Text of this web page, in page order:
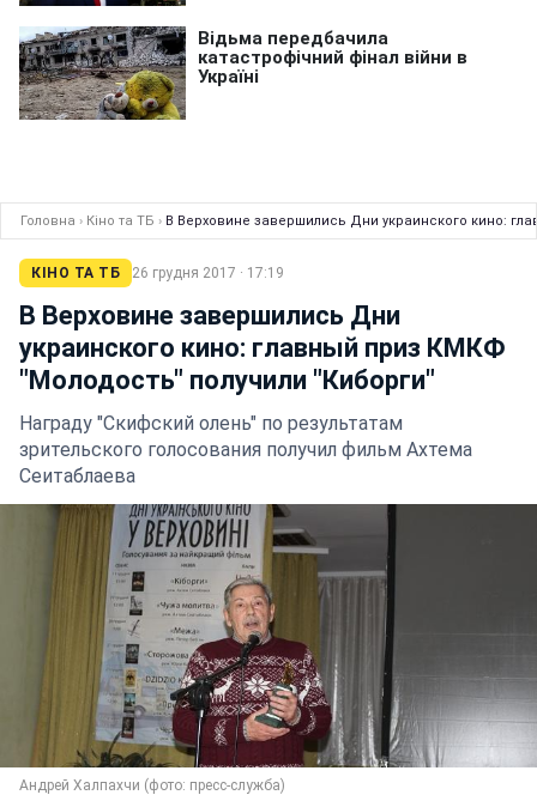
Головна › Кіно та ТБ › В Верховине завершились Дни украинского кино:
КІНО ТА ТБ 26 грудня 2017 · 17:19
В Верховине завершились Дни
украинского кино: главный приз КМКФ
"Молодость" получили "Киборги"
Награду "Скифский олень" по результатам
зрительского голосования получил фильм Ахтема
Сеитаблаева
Андрей Халпахчи (фото: пресс-служба)